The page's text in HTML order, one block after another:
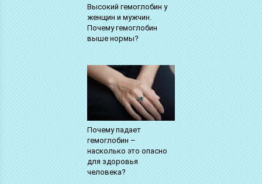
Высокий гемоглобин у
женщин и мужчин.
Почему гемоглобин
выше нормы?
Почему падает
гемоглобин –
насколько это опасно
для здоровья
человека?